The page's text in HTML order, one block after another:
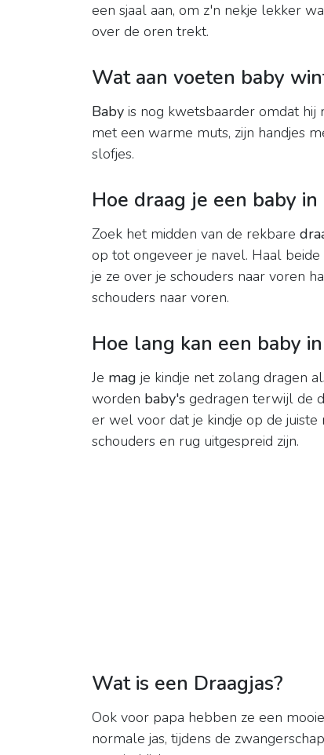
een sjaal aan, om z'n nekje lekker
over de oren trekt.
Wat aan voeten baby
Baby is nog kwetsbaarder omdat hij
met een warme muts, zijn handjes
slofjes.
Hoe draag je een baby
Zoek het midden van de rekbare
op tot ongeveer je navel. Haal
je ze over je schouders naar voren
schouders naar voren.
Hoe lang kan een baby
Je mag je kindje net zolang dragen
worden baby's gedragen terwijl de
er wel voor dat je kindje op de juiste
schouders en rug uitgespreid zijn.
Wat is een Draagjas?
Ook voor papa hebben ze een mooie
normale jas, tijdens de